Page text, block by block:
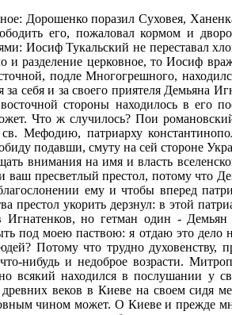
Дорошенко поразил Суховея,
его, пожаловал кормом и
Иосиф Тукальский не переставал
и разделение церковное, то Иосиф
подле Многогрешного,
себя и за своего приятеля
стороны находилось в
Что ж случилось? Пои
Мефодию, патриарху
подавши, смуту на сей стороне
внимания на имя и власть
пресветлый престол, потому что
ему и чтобы вперед
престол укорить дерзнул: в этой
но гетман один - Демьян
под моею паствою: я отдаю это дело
Потому что трудно духовенству,
нибудь и недоброе возрасти.
находился в послушании у
древних веков в Киеве на своем
чином может. О Киеве и прежде